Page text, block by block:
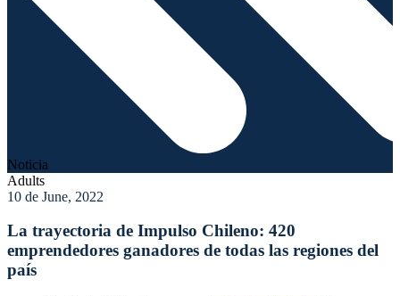
Noticia
Adults
10 de June, 2022
La trayectoria de Impulso Chileno: 420
emprendedores ganadores de todas las regiones del
país